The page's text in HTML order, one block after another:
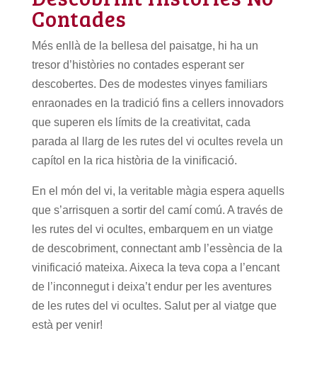
Contades
Més enllà de la bellesa del paisatge, hi ha un
tresor d’històries no contades esperant ser
descobertes. Des de modestes vinyes familiars
enraonades en la tradició fins a cellers innovadors
que superen els límits de la creativitat, cada
parada al llarg de les rutes del vi ocultes revela un
capítol en la rica història de la vinificació.
En el món del vi, la veritable màgia espera aquells
que s’arrisquen a sortir del camí comú. A través de
les rutes del vi ocultes, embarquem en un viatge
de descobriment, connectant amb l’essència de la
vinificació mateixa. Aixeca la teva copa a l’encant
de l’inconnegut i deixa’t endur per les aventures
de les rutes del vi ocultes. Salut per al viatge que
està per venir!